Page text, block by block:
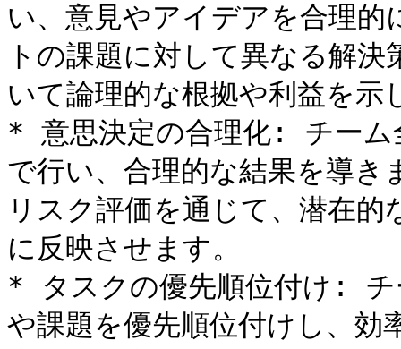
い、意見やアイデアを合理
トの課題に対して異なる解
いて論理的な根拠や利益を示
* 意思決定の合理化: チーム
で行い、合理的な結果を導き
リスク評価を通じて、潜在
に反映させます。
* タスクの優先順位付け: チ
や課題を優先順位付けし、効